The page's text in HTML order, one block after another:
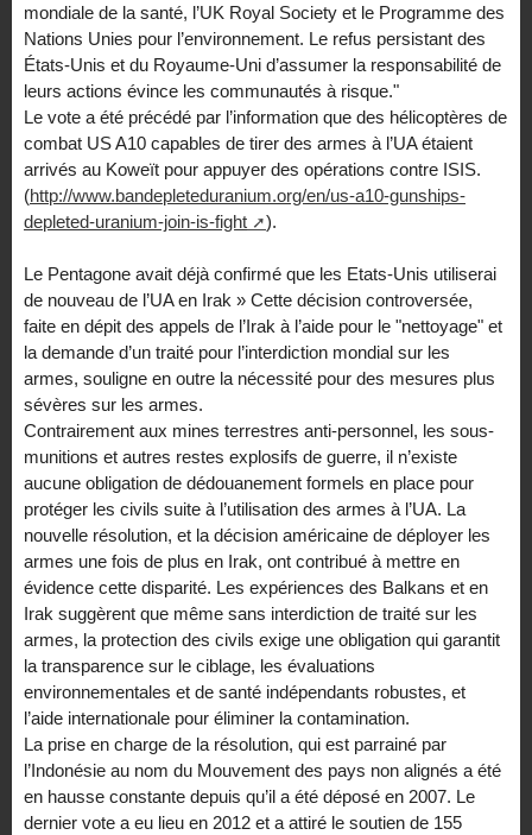
mondiale de la santé, l’UK Royal Society et le Programme des
Nations Unies pour l’environnement. Le refus persistant des
États-Unis et du Royaume-Uni d’assumer la responsabilité de
leurs actions évince les communautés à risque."
Le vote a été précédé par l’information que des hélicoptères de
combat US A10 capables de tirer des armes à l’UA étaient
arrivés au Koweït pour appuyer des opérations contre ISIS.
(http://www.bandepleteduranium.org/en/us-a10-gunships-
depleted-uranium-join-is-fight
).
Le Pentagone avait déjà confirmé que les Etats-Unis utiliserai
de nouveau de l’UA en Irak » Cette décision controversée,
faite en dépit des appels de l’Irak à l’aide pour le "nettoyage" et
la demande d’un traité pour l’interdiction mondial sur les
armes, souligne en outre la nécessité pour des mesures plus
sévères sur les armes.
Contrairement aux mines terrestres anti-personnel, les sous-
munitions et autres restes explosifs de guerre, il n’existe
aucune obligation de dédouanement formels en place pour
protéger les civils suite à l’utilisation des armes à l’UA. La
nouvelle résolution, et la décision américaine de déployer les
armes une fois de plus en Irak, ont contribué à mettre en
évidence cette disparité. Les expériences des Balkans et en
Irak suggèrent que même sans interdiction de traité sur les
armes, la protection des civils exige une obligation qui garantit
la transparence sur le ciblage, les évaluations
environnementales et de santé indépendants robustes, et
l’aide internationale pour éliminer la contamination.
La prise en charge de la résolution, qui est parrainé par
l’Indonésie au nom du Mouvement des pays non alignés a été
en hausse constante depuis qu’il a été déposé en 2007. Le
dernier vote a eu lieu en 2012 et a attiré le soutien de 155